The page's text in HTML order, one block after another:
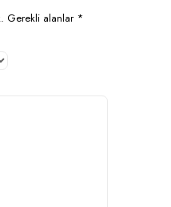
Gerekli alanlar *